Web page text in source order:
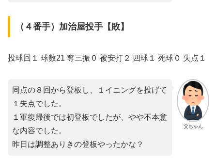
（４番手）加治屋投手【敗】
投球回１ 球数21 奪三振０ 被安打２ 四球１ 死球０ 失点１
父ちゃん
同点の８回から登板し、１イニングを投げて
１失点でした。
１軍復帰後では初登板でしたが、やや不本意
な内容でした。
昨日は調整ありきの登板やったかな？